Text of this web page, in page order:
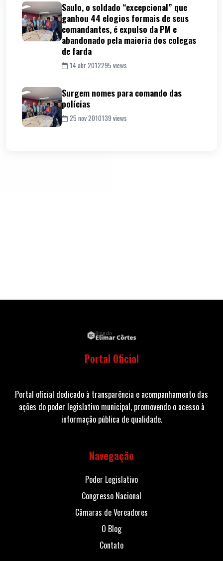
Saulo, o soldado “excepcional” que
ganhou 44 elogios formais de seus
comandantes, é expulso da PM e
abandonado pela maioria dos colegas
de farda
14 abr 2012295 views
Surgem nomes para comando das
polícias
25 nov 2010139 views
Portal Oficial
Portal oficial dedicado à transparência e acompanhamento das
ações do poder legislativo municipal, promovendo o acesso à
informação pública de qualidade.
Navegação
Poder Legislativo
Congresso Nacional
Câmaras de Vereadores
O Blog
Contato